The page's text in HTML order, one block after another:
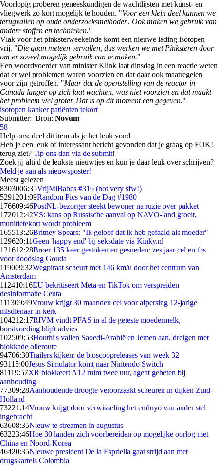
Voorlopig proberen geneeskundigen de wachtlijsten met kunst- en
vliegwerk zo kort mogelijk te houden. "Voor een klein deel kunnen we
terugvallen op oude onderzoeksmethoden. Ook maken we gebruik van
andere stoffen en technieken."
Vlak voor het pinksterweekeinde komt een nieuwe lading isotopen
vrij. "Die gaan meteen vervallen, dus werken we met Pinksteren door
om er zoveel mogelijk gebruik van te maken."
Een woordvoerder van minister Klink laat dinsdag in een reactie weten
dat er wel problemen waren voorzien en dat daar ook maatregelen
voor zijn getroffen. "Maar dat de openstelling van de reactor in
Canada langer op zich laat wachten, was niet voorzien en dat maakt
het probleem wel groter. Dat is op dit moment een gegeven."
isotopen kanker patiënten tekort
Submitter: Bron: Novum
58
Help ons; deel dit item als je het leuk vond
Heb je een leuk of interessant bericht gevonden dat je graag op FOK!
terug ziet? Tip ons dan via de submit!
Zoek jij altijd de leukste nieuwtjes en kun je daar leuk over schrijven?
Meld je aan als nieuwsposter!
Meest gelezen
8303006:35VrijMiBabes #316 (not very sfw!)
5291201:09Random Pics van de Dag #1980
176609:46PostNL-bezorger steekt bewoner na ruzie over pakket
172012:42VS: kans op Russische aanval op NAVO-land groeit,
munitietekort wordt probleem
165513:26Britney Spears: "Ik geloof dat ik heb gefaald als moeder"
129620:11Geen 'happy end' bij seksdate via Kinky.nl
121612:28Broer 135 keer gestoken en gesneden: zes jaar cel en tbs
voor doodslag Gouda
119009:32Wegpiraat scheurt met 146 km/u door het centrum van
Amsterdam
112410:16EU bekritiseert Meta en TikTok om verspreiden
desinformatie Ceuta
111309:49Vrouw krijgt 30 maanden cel voor afpersing 12-jarige
misdienaar in kerk
104212:17RIVM vindt PFAS in al de geteste moedermelk,
borstvoeding blijft advies
102509:53Houthi's vallen Saoedi-Arabië en Jemen aan, dreigen met
blokkade olieroute
94706:30Trailers kijken: de bioscoopreleases van week 32
93115:00Jesus Simulator komt naar Nintendo Switch
81119:57XR blokkeert A12 ruim twee uur, agent gebeten bij
aanhouding
77309:28Aanhoudende droogte veroorzaakt scheuren in dijken Zuid-
Holland
73221:14Vrouw krijgt door verwisseling het embryo van ander stel
ingebracht
63608:35Nieuw te streamen in augustus
63223:46Hoe 30 landen zich voorbereiden op mogelijke oorlog met
China en Noord-Korea
46420:35Nieuwe president De la Espriella gaat strijd aan met
drugskartels Colombia